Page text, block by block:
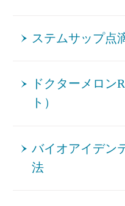
ステムサップ点
ドクターメロン
ト）
バイオアイデン
法